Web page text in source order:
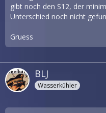
gibt noch den S12, der
Unterschied noch nicht
Gruess
BLJ
Wasserkühler